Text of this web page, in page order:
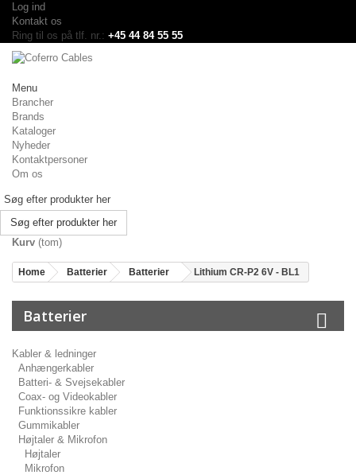
Log ind
Kontakt os
Ring til os på tlf. nr.: +45 44 84 55 55
Menu
Brancher
Brands
Kataloger
Nyheder
Kontaktpersoner
Om os
Søg efter produkter her
Kurv (tom)
Home Batterier Batterier Lithium CR-P2 6V - BL1
Batterier
Kabler & ledninger
Anhængerkabler
Batteri- & Svejsekabler
Coax- og Videokabler
Funktionssikre kabler
Gummikabler
Højtaler & Mikrofon
Højtaler
Mikrofon